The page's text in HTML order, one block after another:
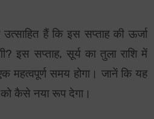
हैं कि इस सप्ताह की ऊर्जा
इस सप्ताह, सूर्य का तुला राशि में
महत्वपूर्ण समय होगा। जानें कि यह
को कैसे नया रूप देगा।